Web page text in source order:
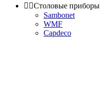
 Столовые приборы
Sambonet
WMF
Capdeco